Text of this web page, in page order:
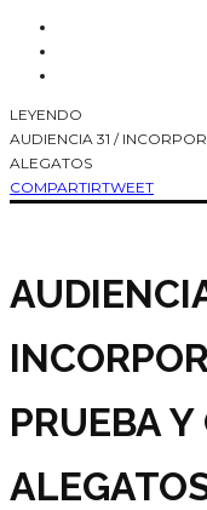
LEYENDO
AUDIENCIA 31 /
ALEGATOS
COMPARTIRTWEET
PRUEBA